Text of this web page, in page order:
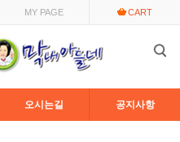
MY PAGE CART
오시는길 공지사항